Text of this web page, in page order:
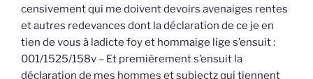
censivement qui me doivent devoirs avenaiges rentes
et autres redevances dont la déclaration de ce je en
tien de vous à ladicte foy et hommaige lige s’ensuit :
001/1525/158v – Et premièrement s’ensuit la
déclaration de mes hommes et subjectz qui tiennent